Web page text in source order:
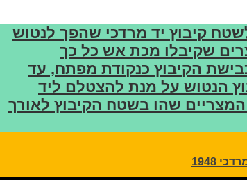
קיבוץ יד מרדכי שהפך לנטוש
שקיבלו מכת אש כל כך
הקיבוץ כנקודת מפתח, עד
הנטוש על מנת להצטלם ליד
שהו בשטח הקיבוץ לאורך
1948